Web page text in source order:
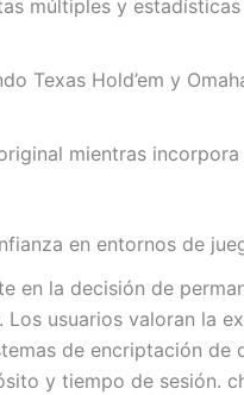
múltiples y estadísticas
Texas Hold’em y
mientras
en entornos de
en la decisión de
usuarios valoran la
de encriptación de
y tiempo de sesión.